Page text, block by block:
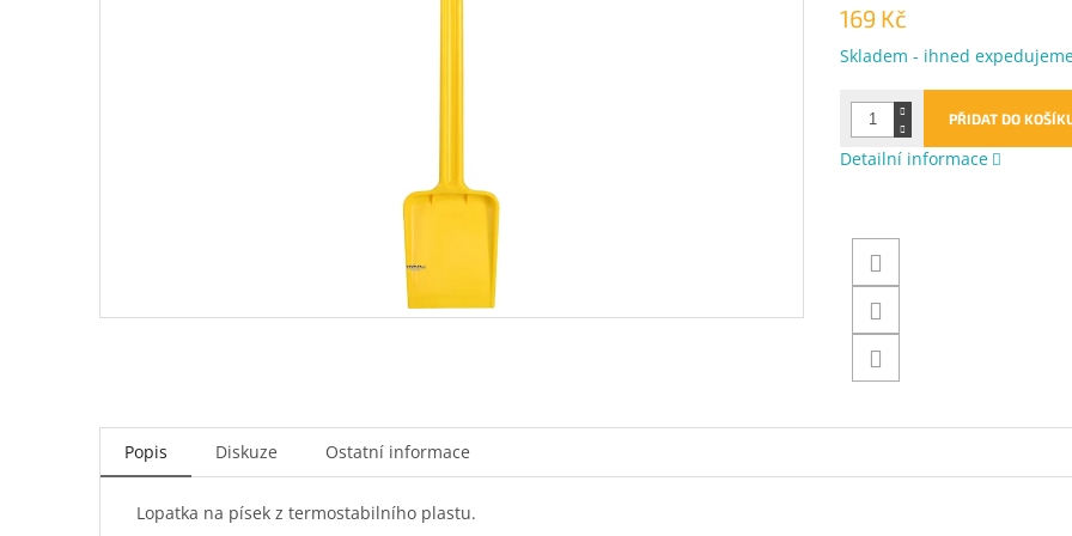
169 Kč
Měrná
Skladem - ihned
PŘIDAT DO
Detailní informace
Popis Diskuze Ostatní informace
Lopatka na písek z termostabilního plastu.